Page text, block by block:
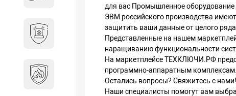
Охранно-пожарные
сигнализации
Противопожарная
безопасность
для вас Промышленное
ЭВМ российского производства
защитить ваши данные от целого
Представленные на нашем
наращиванию функциональности
На маркетплейсе ТЕХКЛЮЧИ.РФ
программно-аппаратным комплексам.
Остались вопросы? Свяжитесь с нами!
Наши специалисты помогут вам